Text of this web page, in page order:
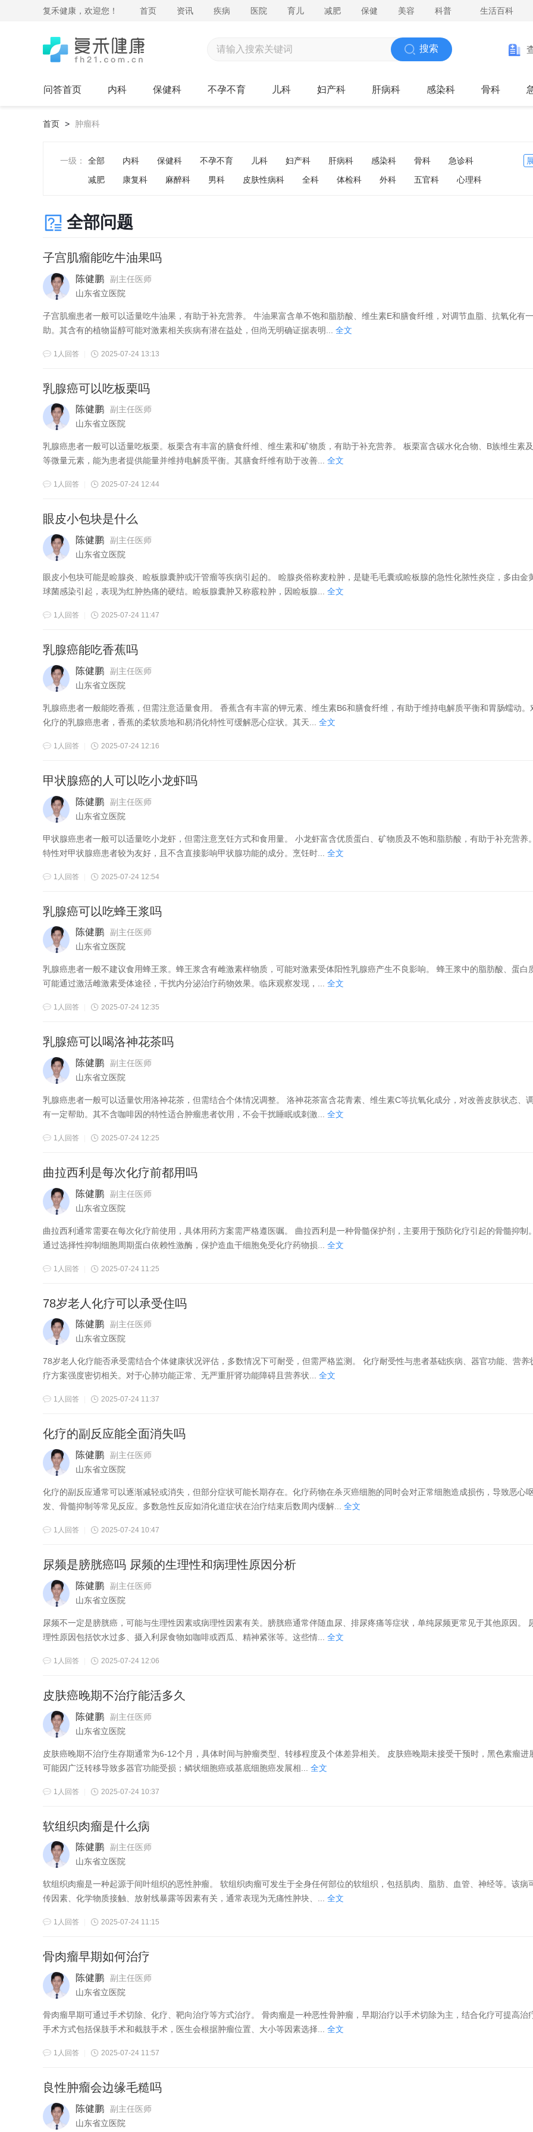
复禾健康，欢迎您！ 首页 资讯 疾病 医院 育儿 减肥 保健 美容 科普 生活百科
搜索
问答首页 内科 保健科 不孕不育 儿科 妇产科 肝病科 感染科 骨科
首页 > 肿瘤科
一级： 全部 内科 保健科 不孕不育 儿科 妇产科 肝病科 感染科 骨科
急诊科
减肥
康复科 麻醉科 男科 皮肤性病科 全科 体检科 外科 五官科
心理科
全部问题
子宫肌瘤能吃牛油果吗
陈健鹏
副主任医师
山东省立医院
子宫肌瘤患者一般可以适量吃牛油果，有助于补充营养。 牛油果富含单不饱和脂肪酸、维生素E和膳食纤维，对调节血脂、抗氧化有一定帮
助。其含有的植物甾醇可能对激素相关疾病有潜在益处，但尚无明确证据表明... 全文
1人回答 2025-07-24 13:13
乳腺癌可以吃板栗吗
陈健鹏
副主任医师
山东省立医院
乳腺癌患者一般可以适量吃板栗。板栗含有丰富的膳食纤维、维生素和矿物质，有助于补充营养。 板栗富含碳水化合物、B族维生素及钾、镁
等微量元素，能为患者提供能量并维持电解质平衡。其膳食纤维有助于改善... 全文
1人回答 2025-07-24 12:44
眼皮小包块是什么
陈健鹏
副主任医师
山东省立医院
眼皮小包块可能是睑腺炎、睑板腺囊肿或汗管瘤等疾病引起的。 睑腺炎俗称麦粒肿，是睫毛毛囊或睑板腺的急性化脓性炎症，多由金黄色葡萄
球菌感染引起，表现为红肿热痛的硬结。睑板腺囊肿又称霰粒肿，因睑板腺... 全文
1人回答 2025-07-24 11:47
乳腺癌能吃香蕉吗
陈健鹏
副主任医师
山东省立医院
乳腺癌患者一般能吃香蕉，但需注意适量食用。 香蕉含有丰富的钾元素、维生素B6和膳食纤维，有助于维持电解质平衡和胃肠蠕动。对于接受
化疗的乳腺癌患者，香蕉的柔软质地和易消化特性可缓解恶心症状。其天... 全文
1人回答 2025-07-24 12:16
甲状腺癌的人可以吃小龙虾吗
陈健鹏
副主任医师
山东省立医院
甲状腺癌患者一般可以适量吃小龙虾，但需注意烹饪方式和食用量。 小龙虾富含优质蛋白、矿物质及不饱和脂肪酸，有助于补充营养。其低脂
特性对甲状腺癌患者较为友好，且不含直接影响甲状腺功能的成分。烹饪时... 全文
1人回答 2025-07-24 12:54
乳腺癌可以吃蜂王浆吗
陈健鹏
副主任医师
山东省立医院
乳腺癌患者一般不建议食用蜂王浆。蜂王浆含有雌激素样物质，可能对激素受体阳性乳腺癌产生不良影响。 蜂王浆中的脂肪酸、蛋白质等成分
可能通过激活雌激素受体途径，干扰内分泌治疗药物效果。临床观察发现，... 全文
1人回答 2025-07-24 12:35
乳腺癌可以喝洛神花茶吗
陈健鹏
副主任医师
山东省立医院
乳腺癌患者一般可以适量饮用洛神花茶，但需结合个体情况调整。 洛神花茶富含花青素、维生素C等抗氧化成分，对改善皮肤状态、调节血脂
有一定帮助。其不含咖啡因的特性适合肿瘤患者饮用，不会干扰睡眠或刺激... 全文
1人回答 2025-07-24 12:25
曲拉西利是每次化疗前都用吗
陈健鹏
副主任医师
山东省立医院
曲拉西利通常需要在每次化疗前使用，具体用药方案需严格遵医嘱。 曲拉西利是一种骨髓保护剂，主要用于预防化疗引起的骨髓抑制。该药物
通过选择性抑制细胞周期蛋白依赖性激酶，保护造血干细胞免受化疗药物损... 全文
1人回答 2025-07-24 11:25
78岁老人化疗可以承受住吗
陈健鹏
副主任医师
山东省立医院
78岁老人化疗能否承受需结合个体健康状况评估，多数情况下可耐受，但需严格监测。 化疗耐受性与患者基础疾病、器官功能、营养状态及化
疗方案强度密切相关。对于心肺功能正常、无严重肝肾功能障碍且营养状... 全文
1人回答 2025-07-24 11:37
化疗的副反应能全面消失吗
陈健鹏
副主任医师
山东省立医院
化疗的副反应通常可以逐渐减轻或消失，但部分症状可能长期存在。化疗药物在杀灭癌细胞的同时会对正常细胞造成损伤，导致恶心
发、骨髓抑制等常见反应。多数急性反应如消化道症状在治疗结束后数周内缓解... 全文
1人回答 2025-07-24 10:47
尿频是膀胱癌吗 尿频的生理性和病理性原因分析
陈健鹏
副主任医师
山东省立医院
尿频不一定是膀胱癌，可能与生理性因素或病理性因素有关。膀胱癌通常伴随血尿、排尿疼痛等症状，单纯尿频更常见于其他原因。 尿频的生
理性原因包括饮水过多、摄入利尿食物如咖啡或西瓜、精神紧张等。这些情... 全文
1人回答 2025-07-24 12:06
皮肤癌晚期不治疗能活多久
陈健鹏
副主任医师
山东省立医院
皮肤癌晚期不治疗生存期通常为6-12个月，具体时间与肿瘤类型、转移程度及个体差异相关。 皮肤癌晚期未接受干预时，黑色素瘤进展较快，
可能因广泛转移导致多器官功能受损；鳞状细胞癌或基底细胞癌发展相... 全文
1人回答 2025-07-24 10:37
软组织肉瘤是什么病
陈健鹏
副主任医师
山东省立医院
软组织肉瘤是一种起源于间叶组织的恶性肿瘤。 软组织肉瘤可发生于全身任何部位的软组织，包括肌肉、脂肪、血管、神经等。该病可能与遗
传因素、化学物质接触、放射线暴露等因素有关，通常表现为无痛性肿块、... 全文
1人回答 2025-07-24 11:15
骨肉瘤早期如何治疗
陈健鹏
副主任医师
山东省立医院
骨肉瘤早期可通过手术切除、化疗、靶向治疗等方式治疗。 骨肉瘤是一种恶性骨肿瘤，早期治疗以手术切除为主，结合化疗可提高治疗效果。
手术方式包括保肢手术和截肢手术，医生会根据肿瘤位置、大小等因素选择... 全文
1人回答 2025-07-24 11:57
良性肿瘤会边缘毛糙吗
陈健鹏
副主任医师
山东省立医院